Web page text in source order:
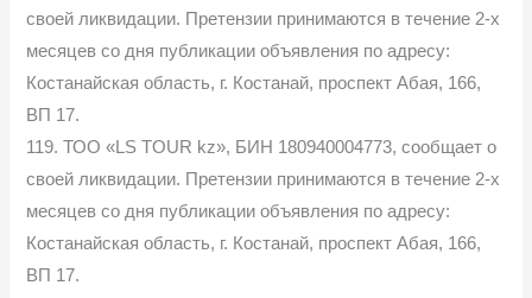
своей ликвидации. Претензии принимаются в течение 2-х
месяцев со дня публикации объявления по адресу:
Костанайская область, г. Костанай, проспект Абая, 166,
ВП 17.
119. ТОО «LS TOUR kz», БИН 180940004773, сообщает о
своей ликвидации. Претензии принимаются в течение 2-х
месяцев со дня публикации объявления по адресу:
Костанайская область, г. Костанай, проспект Абая, 166,
ВП 17.